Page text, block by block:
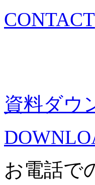
CONTACT
資料ダウ
お電話で